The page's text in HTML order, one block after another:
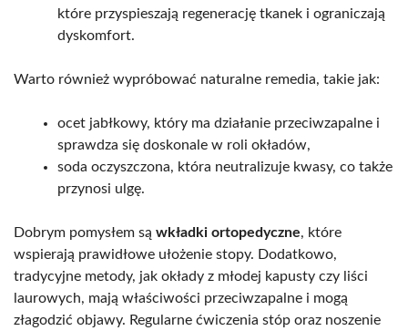
które przyspieszają regenerację tkanek i ograniczają
dyskomfort.
Warto również wypróbować naturalne remedia, takie jak:
ocet jabłkowy, który ma działanie przeciwzapalne i
sprawdza się doskonale w roli okładów,
soda oczyszczona, która neutralizuje kwasy, co także
przynosi ulgę.
Dobrym pomysłem są wkładki ortopedyczne, które
wspierają prawidłowe ułożenie stopy. Dodatkowo,
tradycyjne metody, jak okłady z młodej kapusty czy liści
laurowych, mają właściwości przeciwzapalne i mogą
złagodzić objawy. Regularne ćwiczenia stóp oraz noszenie